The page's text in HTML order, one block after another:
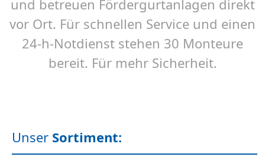
und betreuen Fördergurtanlagen direkt
vor Ort. Für schnellen Service und einen
24-h-Notdienst stehen 30 Monteure
bereit. Für mehr Sicherheit.
Unser Sortiment: